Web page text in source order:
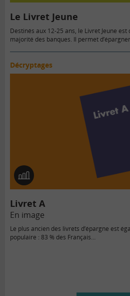
Le Livret Jeune
Destinés aux 12-25 ans, le Livret Jeune
majorité des banques. Il permet
Décryptages
En
image
Livret A
En image
Le plus ancien des livrets d’épargne est
populaire : 83 % des Français…